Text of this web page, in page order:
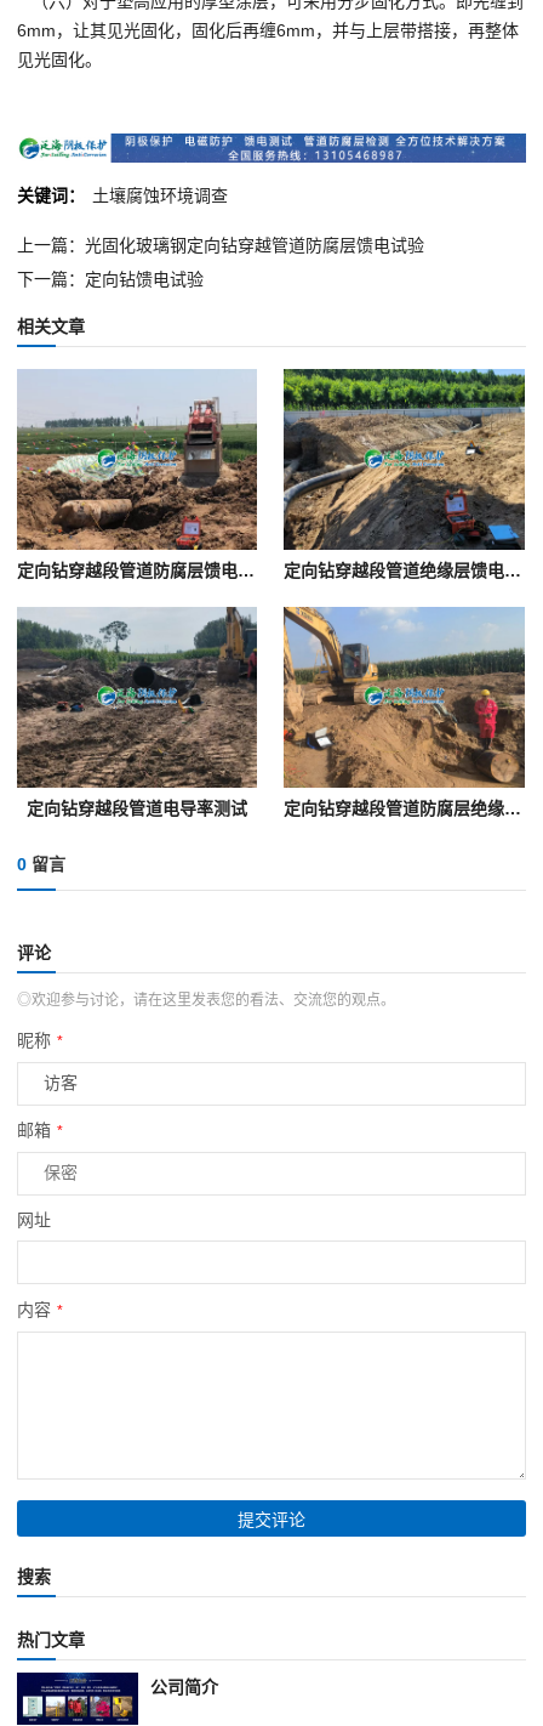
6mm，让其见光固化，固化后再缠6mm，并与上层带搭接，再整体
见光固化。
关键词： 土壤腐蚀环境调查
上一篇：光固化玻璃钢定向钻穿越管道防腐层馈电试验
下一篇：定向钻馈电试验
相关文章
定向钻穿越段管道防腐层馈电试验 定向钻穿越段管道绝缘层馈电试验
定向钻穿越段管道电导率测试 定向钻穿越段管道防腐层绝缘性能馈电试验
0 留言
评论
◎欢迎参与讨论，请在这里发表您的看法、交流您的观点。
昵称 *
邮箱 *
网址
内容 *
搜索
热门文章
公司简介